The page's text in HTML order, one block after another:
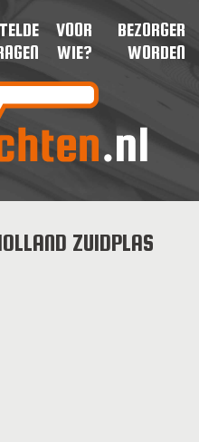
VOOR
WIE?
BEZORGER
WORDEN
ZUIDPLAS